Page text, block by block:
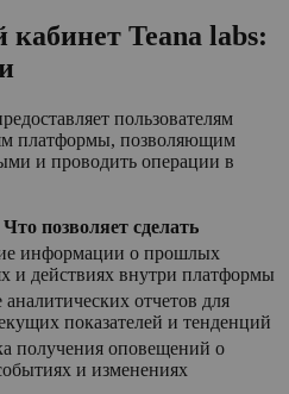
Teana labs:
пользователям
платформы, позволяющим
и проводить операции в
Что позволяет сделать
информации о прошлых
и действиях внутри платформы
отчетов для
показателей и тенденций
получения оповещений о
и изменениях